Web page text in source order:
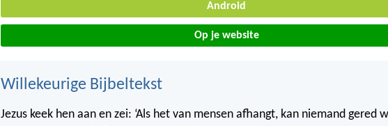
Android
Op je website
Willekeurige Bijbeltekst
Jezus keek hen aan en zei: ‘Als het van mensen afhangt, kan niemand gered